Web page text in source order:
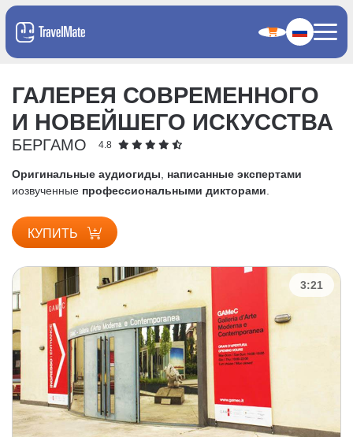
ГАЛЕРЕЯ СОВРЕМЕННОГО
И НОВЕЙШЕГО ИСКУССТВА
БЕРГАМО 4.8
Оригинальные аудиогиды
написанные экспертами
иозвученные профессиональными дикторами
КУПИТЬ
3:21